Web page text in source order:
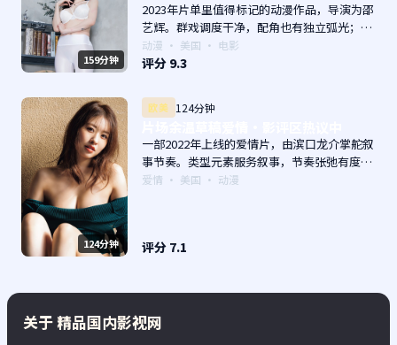
159分钟
2023年片单里值得标记的动漫作品，导演为邵
艺辉。群戏调度干净，配角也有独立弧光；配
乐与画面气质统一。主演以演技派为主，适合
喜欢强叙事与人物关系的观众加入片单。
动漫 · 美国 · 电影
评分 9.3
124分钟
欧美 124分钟
一部2022年上线的爱情片，由滨口龙介掌舵叙
事节奏。类型元素服务叙事，节奏张弛有度；
对白密度高，留意潜台词。主演以演技派为
爱情 · 美国 · 动漫
评分 7.1
关于精品国内影视网